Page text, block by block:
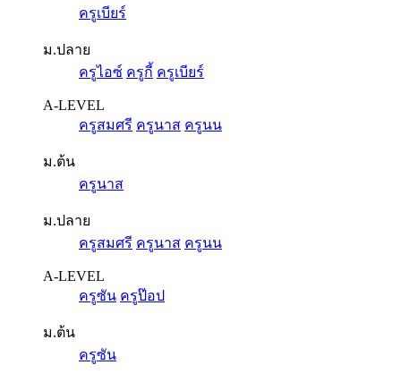
ครูเบียร์
ม.ปลาย
ครูไอซ์ ครูกี้ ครูเบียร์
A-LEVEL
ครูสมศรี ครูนาส ครูนน
ม.ต้น
ครูนาส
ม.ปลาย
ครูสมศรี ครูนาส ครูนน
A-LEVEL
ครูซัน ครูป๊อป
ม.ต้น
ครูซัน